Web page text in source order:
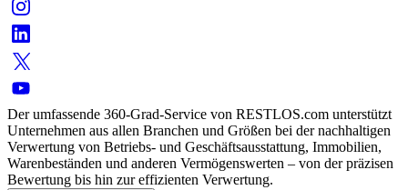
Der umfassende 360-Grad-Service von RESTLOS.com unterstützt
Unternehmen aus allen Branchen und Größen bei der nachhaltigen
Verwertung von Betriebs- und Geschäftsausstattung, Immobilien,
Warenbeständen und anderen Vermögenswerten – von der präzisen
Bewertung bis hin zur effizienten Verwertung.